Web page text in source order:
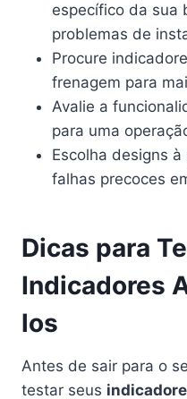
específico da sua
problemas de
Procure
frenagem para
Avalie a
para uma
Escolha designs à
falhas precoces
Dicas para
Indicadores
los
Antes de sair para o
testar seus